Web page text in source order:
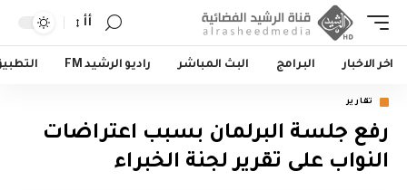
أأ
اخر الاخبار البرامج البث المباشر راديو الرشيد FM
تقارير
رفع جلسة البرلمان بسبب اعتراضات
النواب على تقرير لجنة الخبراء